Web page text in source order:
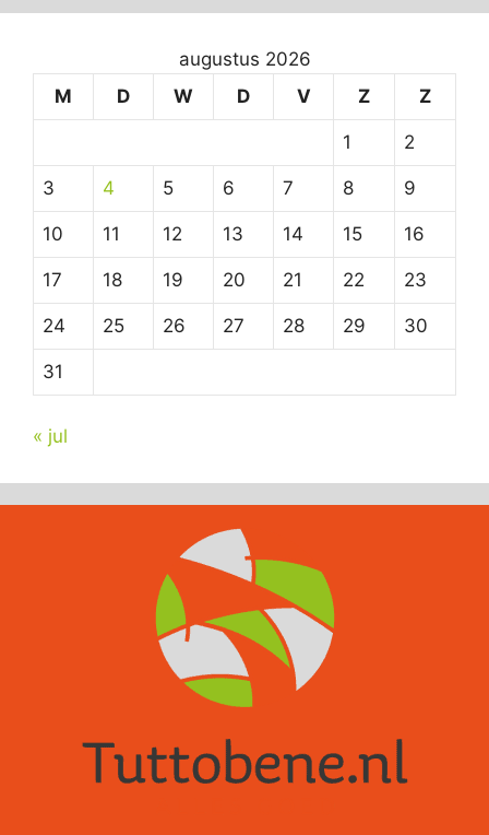
augustus 2026
M
D W D V Z Z
1 2
3 4 5 6 7 8 9
10 11 12 13 14 15 16
17 18 19 20 21 22 23
24 25 26 27 28 29 30
31
« jul